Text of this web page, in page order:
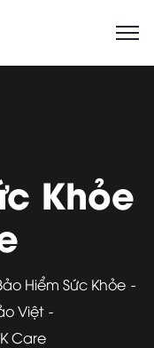
Khỏe
Hiểm Sức Khỏe
Việt
Care